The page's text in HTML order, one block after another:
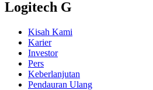
Logitech G
Kisah Kami
Karier
Investor
Pers
Keberlanjutan
Pendauran Ulang